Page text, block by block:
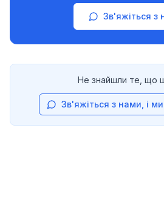
Зв'яжіться з
Не знайшли те, що
Зв'яжіться з нами, і